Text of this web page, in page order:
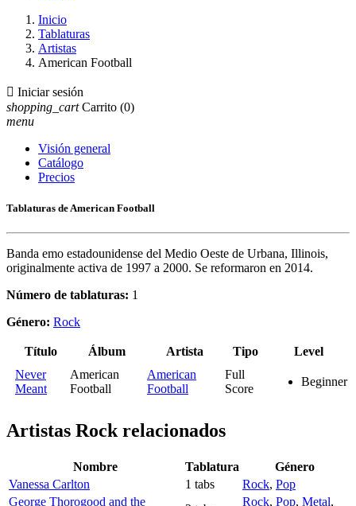
Inicio
Tablaturas
Artistas
American Football
 Iniciar sesión
shopping_cart Carrito (0)
menu
Visión general
Catálogo
Precios
Tablaturas de American Football
Banda emo estadounidense del Medio Oeste de Urbana, Illinois,
originalmente activa de 1997 a 2000. Se reformaron en 2014.
Número de tablaturas: 1
Género: Rock
Título Álbum Artista Tipo
Level
Never
Meant
American
Football
American
Football
Full
Score
Beginner
Artistas Rockrelacionados
Nombre Tablatura
Género
Vanessa Carlton
1 tabs Rock, Pop
George Thorogood and the
Rock, Pop, Metal,